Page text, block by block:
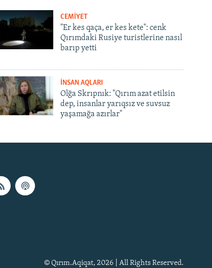
CEMİYET
"Er kes qaça, er kes kete": cenk
Qırımdaki Rusiye turistlerine nasıl
barıp yetti
İNSAN AQLARI
Olğa Skrıpnık: "Qırım azat etilsin
dep, insanlar yarıqsız ve suvsuz
yaşamağa azırlar"
© Qırım.Aqiqat, 2026 | All Rights Reserved.